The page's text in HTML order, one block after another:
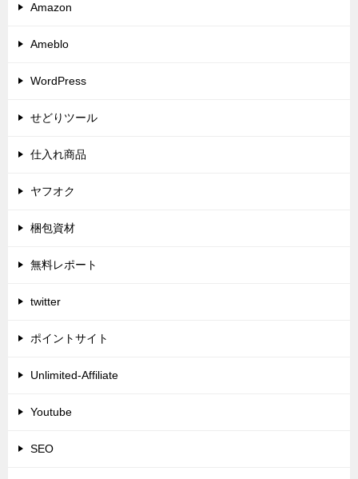
Amazon
Ameblo
WordPress
せどりツール
仕入れ商品
ヤフオク
梱包資材
無料レポート
twitter
ポイントサイト
Unlimited-Affiliate
Youtube
SEO